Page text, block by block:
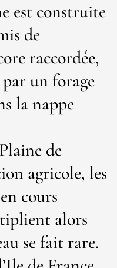
est construite
de
raccordée,
un forage
la nappe
de
agricole, les
cours
alors
se fait rare.